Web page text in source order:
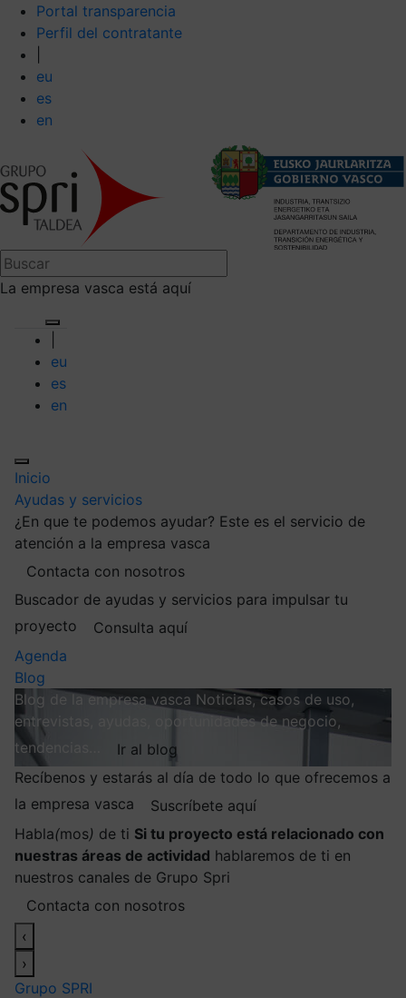
Portal transparencia
Perfil del contratante
eu
es
en
La empresa vasca está aquí
eu
es
en
Inicio
Ayudas y servicios
¿En que te podemos ayudar? Este es el servicio de
atención a la empresa vasca
Contacta con nosotros
Buscador de ayudas y servicios para impulsar tu
proyecto
Consulta aquí
Agenda
Blog
Blog de la empresa vasca Noticias, casos de uso,
entrevistas, ayudas, oportunidades de negocio,
tendencias…
Ir al blog
Recíbenos y estarás al día de todo lo que ofrecemos a
la empresa vasca
Suscríbete aquí
Habla(mos) de ti Si tu proyecto está relacionado con
nuestras áreas de actividad hablaremos de ti en
nuestros canales de Grupo Spri
Contacta con nosotros
‹
›
Grupo SPRI